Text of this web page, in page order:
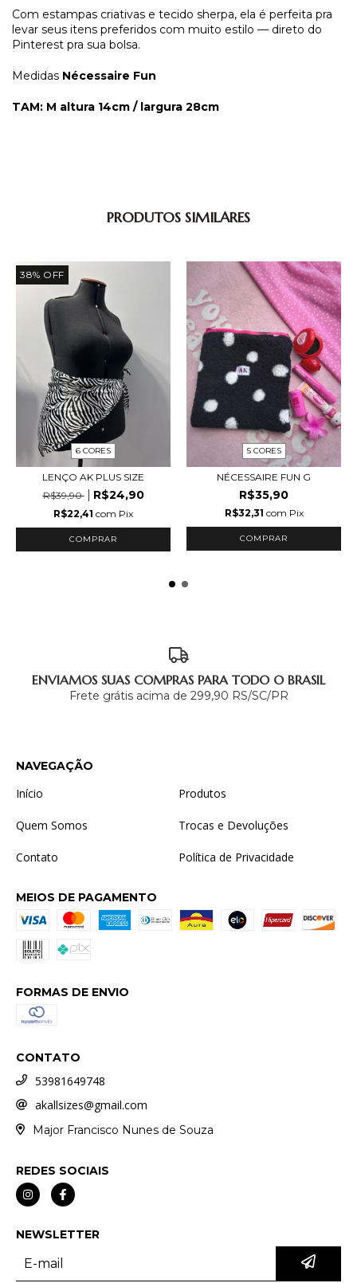
Com estampas criativas e tecido sherpa, ela é perfeita pra
levar seus itens preferidos com muito estilo — direto do
Pinterest pra sua bolsa.
Medidas Nécessaire Fun
TAM: M altura 14cm / largura 28cm
PRODUTOS SIMILARES
38% OFF
6 CORES
LENÇO AK PLUS SIZE
R$39,90
R$24,90
R$22,41 com Pix
COMPRAR
5 CORES
NÉCESSAIRE FUN G
R$35,90
R$32,31 com Pix
COMPRAR
ENVIAMOS SUAS COMPRAS PARA TODO O BRASIL
Frete grátis acima de 299,90 RS/SC/PR
NAVEGAÇÃO
Início Produtos
Quem Somos Trocas e Devoluções
Contato Política de Privacidade
MEIOS DE PAGAMENTO
FORMAS DE ENVIO
CONTATO
53981649748
akallsizes@gmail.com
Major Francisco Nunes de Souza
REDES SOCIAIS
NEWSLETTER